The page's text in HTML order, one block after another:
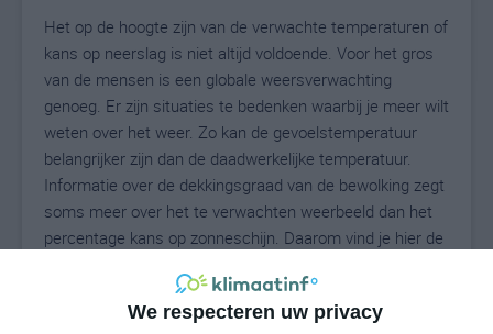
We respecteren uw privacy
Het op de hoogte zijn van de verwachte temperaturen of
kans op neerslag is niet altijd voldoende. Voor het gros
van de mensen is een globale weersverwachting
genoeg. Er zijn situaties te bedenken waarbij je meer wilt
weten over het weer. Zo kan de gevoelstemperatuur
belangrijker zijn dan de daadwerkelijke temperatuur.
Informatie over de dekkingsgraad van de bewolking zegt
soms meer over het te verwachten weerbeeld dan het
percentage kans op zonneschijn. Daarom vind je hier de